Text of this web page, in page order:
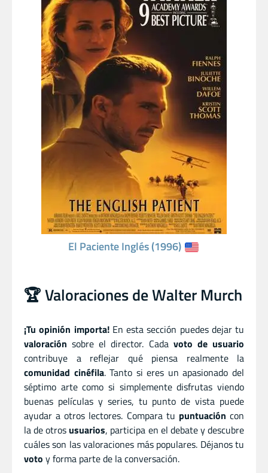
El Paciente Inglés (1996)
🏆 Valoraciones de Walter Murch
¡Tu opinión importa!En esta sección puedes dejar tu
valoración sobre el director. Cada voto de usuario
contribuye a reflejar qué piensa realmente la
comunidad cinéfila. Tanto si eres un apasionado del
séptimo arte como si simplemente disfrutas viendo
buenas películas y series, tu punto de vista puede
ayudar a otros lectores. Compara tu puntuación con
la de otros usuarios, participa en el debate y descubre
cuáles son las valoraciones más populares. Déjanos tu
voto y forma parte de la conversación.